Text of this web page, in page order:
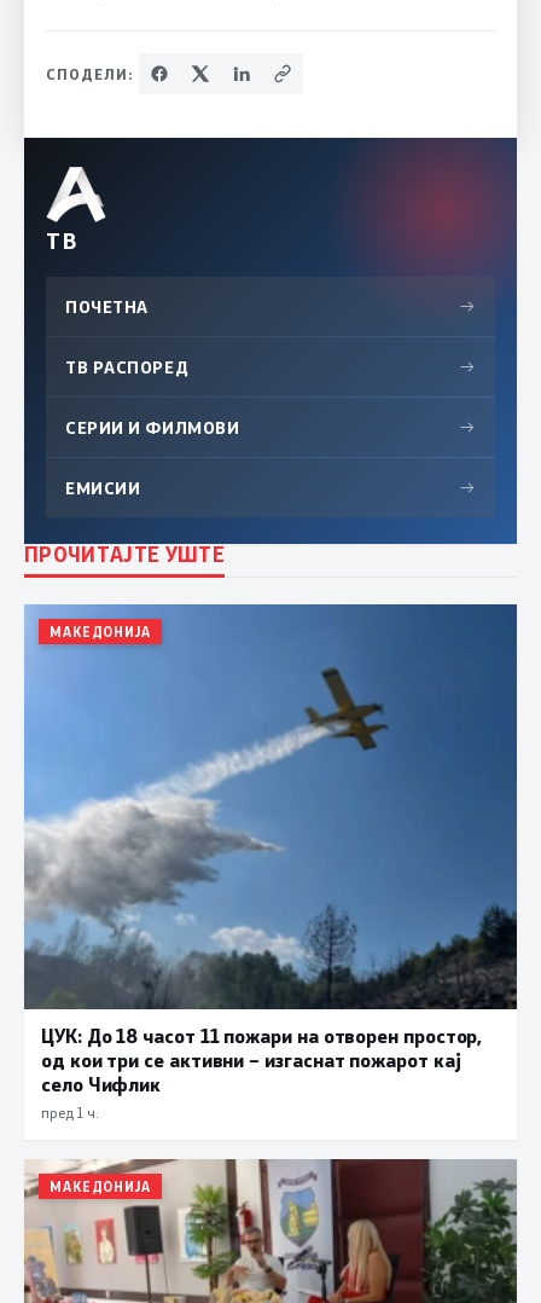
СПОДЕЛИ:
ТВ
ПОЧЕТНА →
ТВ РАСПОРЕД →
СЕРИИ И ФИЛМОВИ →
ЕМИСИИ →
ПРОЧИТАЈТЕ УШТЕ
МАКЕДОНИЈА
ЦУК: До 18 часот 11 пожари на отворен простор,
од кои три се активни – изгаснат пожарот кај
село Чифлик
пред 1 ч.
МАКЕДОНИЈА